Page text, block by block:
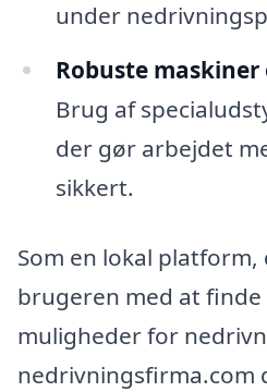
under
Robuste
Brug af
der gør arbejdet
sikkert.
Som en lokal
brugeren med at finde
muligheder for
nedrivningsfirma.com